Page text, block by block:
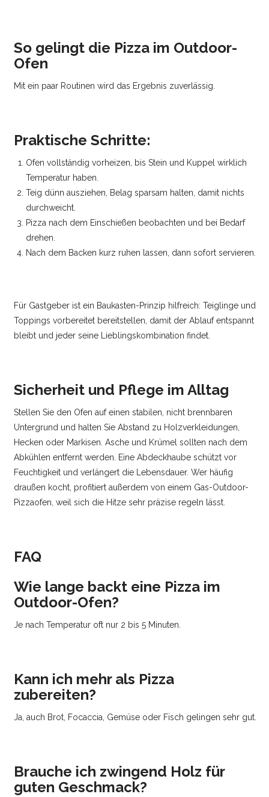
So gelingt die Pizza im Outdoor-
Ofen
Mit ein paar Routinen wird das Ergebnis zuverlässig.
Praktische Schritte:
Ofen vollständig vorheizen, bis Stein und Kuppel wirklich
Temperatur haben.
Teig dünn ausziehen, Belag sparsam halten, damit nichts
durchweicht.
Pizza nach dem Einschießen beobachten und bei Bedarf
drehen.
Nach dem Backen kurz ruhen lassen, dann sofort servieren.
Für Gastgeber ist ein Baukasten-Prinzip hilfreich: Teiglinge und
Toppings vorbereitet bereitstellen, damit der Ablauf entspannt
bleibt und jeder seine Lieblingskombination findet.
Sicherheit und Pflege im Alltag
Stellen Sie den Ofen auf einen stabilen, nicht brennbaren
Untergrund und halten Sie Abstand zu Holzverkleidungen,
Hecken oder Markisen. Asche und Krümel sollten nach dem
Abkühlen entfernt werden. Eine Abdeckhaube schützt vor
Feuchtigkeit und verlängert die Lebensdauer. Wer häufig
draußen kocht, profitiert außerdem von einem Gas-Outdoor-
Pizzaofen, weil sich die Hitze sehr präzise regeln lässt.
FAQ
Wie lange backt eine Pizza im
Outdoor-Ofen?
Je nach Temperatur oft nur 2 bis 5 Minuten.
Kann ich mehr als Pizza
zubereiten?
Ja, auch Brot, Focaccia, Gemüse oder Fisch gelingen sehr gut.
Brauche ich zwingend Holz für
guten Geschmack?